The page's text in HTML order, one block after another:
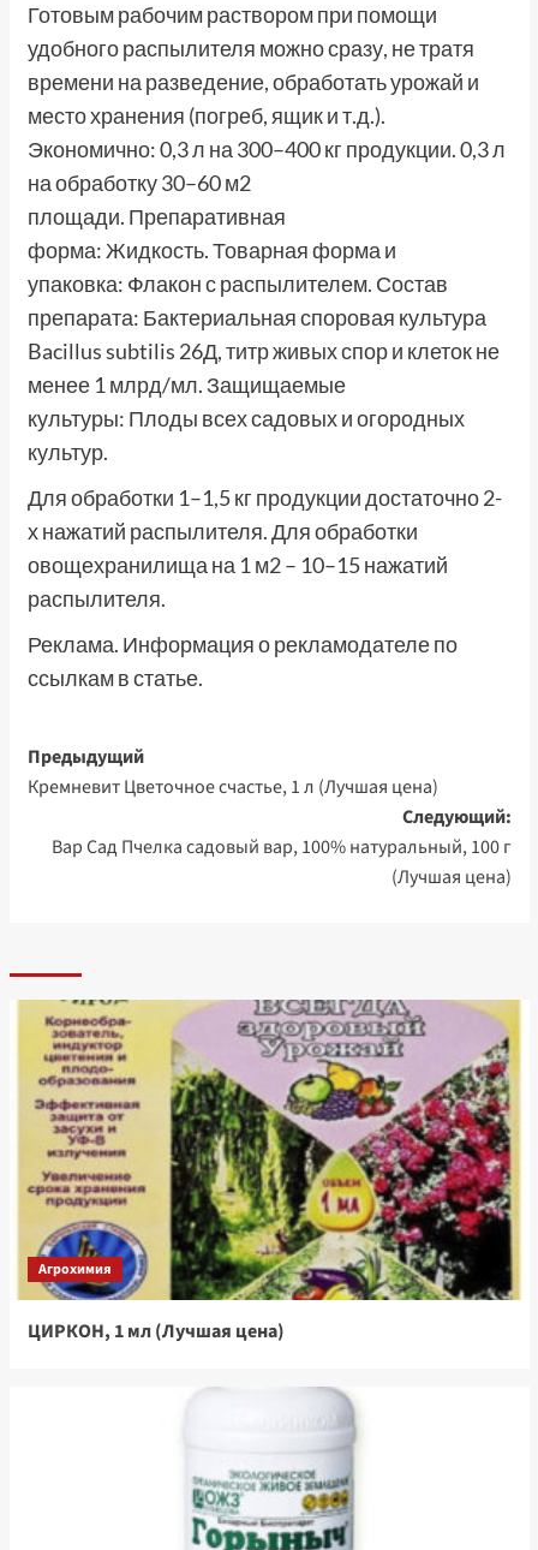
Готовым рабочим раствором при помощи
удобного распылителя можно сразу, не тратя
времени на разведение, обработать урожай и
место хранения (погреб, ящик и т.д.).
Экономично: 0,3 л на 300–400 кг продукции. 0,3 л
на обработку 30–60 м2
площади. Препаративная
форма: Жидкость. Товарная форма и
упаковка: Флакон с распылителем. Состав
препарата: Бактериальная споровая культура
Bacillus subtilis 26Д, титр живых спор и клеток не
менее 1 млрд/мл. Защищаемые
культуры: Плоды всех садовых и огородных
культур.
Для обработки 1–1,5 кг продукции достаточно 2-
х нажатий распылителя. Для обработки
овощехранилища на 1 м2 – 10–15 нажатий
распылителя.
Реклама. Информация о рекламодателе по
ссылкам в статье.
Навигация
записи
Предыдущий
Кремневит Цветочное счастье, 1 л (Лучшая цена)
Следующий:
Вар Сад Пчелка садовый вар, 100% натуральный, 100 г
(Лучшая цена)
Агрохимия
ЦИРКОН, 1 мл (Лучшая цена)